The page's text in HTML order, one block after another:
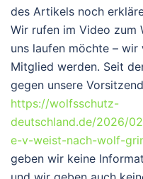
des Artikels noch
Wir rufen im Video zum
uns laufen möchte –
Mitglied werden. Seit
gegen unsere
https://wolfsschutz-
deutschland.de/2026/
e-v-weist-nach-wolf-
geben wir keine